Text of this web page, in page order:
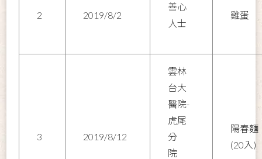
2 2019/8/2
善心
人士
雞蛋
3 2019/8/12
雲林
台大
醫院-
虎尾
分
院
陽春麵
(20入)